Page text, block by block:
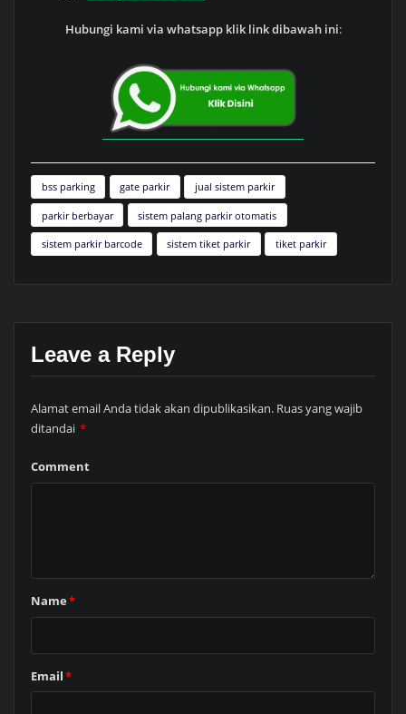
Hubungi kami via whatsapp klik link dibawah ini:
bss parking gate parkir jual sistem parkir
parkir berbayar sistem palang parkir otomatis
sistem parkir barcode sistem tiket parkir tiket parkir
Leave a Reply
Alamat email Anda tidak akan dipublikasikan. Ruas yang wajib
ditandai *
Comment
Name*
Email*